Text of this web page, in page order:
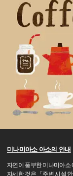
미나미아소 아소의 안내
자연이 풍부한 미나미아소
자세한 것은 「주변 시설